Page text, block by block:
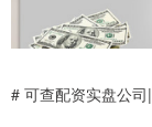
# 可查配资实盘公